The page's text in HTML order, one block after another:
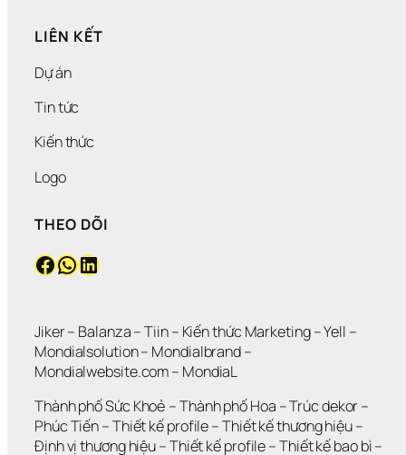
LIÊN KẾT
Dự án
Tin tức
Kiến thức
Logo
THEO DÕI
Facebook WhatsApp LinkedIn
Jiker – Balanza – Tiin – Kiến thức Marketing – Yell
Mondialsolution – Mondialbrand
Mondialwebsite.com – MondiaL
Thành phố Sức Khoẻ – Thành phố Hoa – Trúc dekor
Phúc Tiến – Thiết kế profile – Thiết kế thương hiệu
Định vị thương hiệu – Thiết kế profile – Thiết kế bao bì